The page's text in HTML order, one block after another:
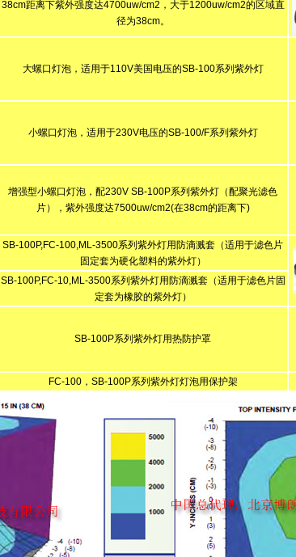
38cm距离下紫外强度达4700uw/cm2，大于1200uw/cm2的区域直
径为38cm。
大螺口灯泡，适用于110V美国电压的SB-100系列紫外灯
小螺口灯泡，适用于230V电压的SB-100/F系列紫外灯
增强型小螺口灯泡，配230V SB-100P系列紫外灯（配聚光滤色
片），紫外强度达7500uw/cm2(在38cm的距离下)
SB-100P,FC-100,ML-3500系列紫外灯用防滴溅套（适用于滤色片
固定套为硬化塑料的紫外灯）
SB-100P,FC-10,ML-3500系列紫外灯用防滴溅套（适用于滤色片固
定套为橡胶的紫外灯）
SB-100P系列紫外灯用热防护罩
FC-100，SB-100P系列紫外灯灯泡用保护架